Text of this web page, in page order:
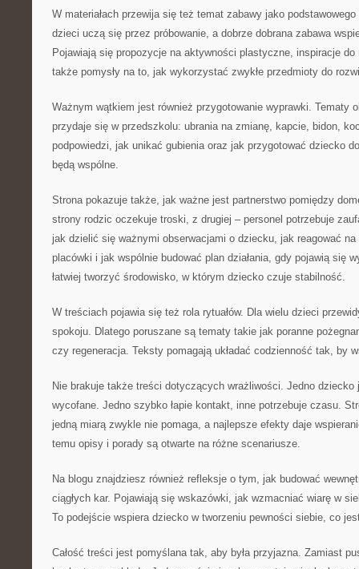
W materiałach przewija się też temat zabawy jako
dzieci uczą się przez próbowanie, a dobrze dobrana zabawa
Pojawiają się propozycje na aktywności plastyczne, inspiracje
także pomysły na to, jak wykorzystać zwykłe przedmioty do
Ważnym wątkiem jest również przygotowanie wyprawki. Tematy
przydaje się w przedszkolu: ubrania na zmianę, kapcie, bidon,
podpowiedzi, jak unikać gubienia oraz jak przygotować dziecko
będą wspólne.
Strona pokazuje także, jak ważne jest partnerstwo pomiędzy
strony rodzic oczekuje troski, z drugiej – personel potrzebuje
jak dzielić się ważnymi obserwacjami o dziecku, jak reagować
placówki i jak wspólnie budować plan działania, gdy pojawią się
łatwiej tworzyć środowisko, w którym dziecko czuje stabilność.
W treściach pojawia się też rola rytuałów. Dla wielu dzieci
spokoju. Dlatego poruszane są tematy takie jak poranne
czy regeneracja. Teksty pomagają układać codzienność tak, by
Nie brakuje także treści dotyczących wrażliwości. Jedno dziecko
wycofane. Jedno szybko łapie kontakt, inne potrzebuje czasu.
jedną miarą zwykle nie pomaga, a najlepsze efekty daje
temu opisy i porady są otwarte na różne scenariusze.
Na blogu znajdziesz również refleksje o tym, jak budować
ciągłych kar. Pojawiają się wskazówki, jak wzmacniać wiarę w
To podejście wspiera dziecko w tworzeniu pewności siebie, co
Całość treści jest pomyślana tak, aby była przyjazna. Zamiast